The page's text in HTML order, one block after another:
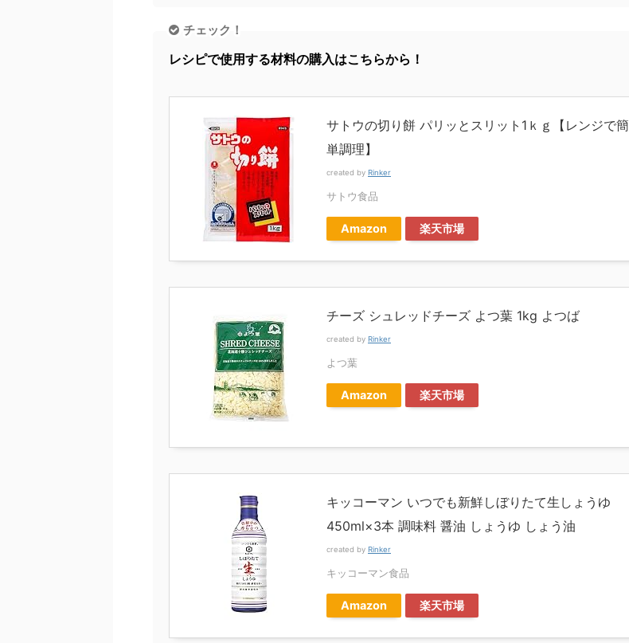
チェック！
レシピで使用する材料の購入はこちらから！
サトウの切り餅 パリッとスリット1ｋｇ【レンジで簡
単調理】
created by Rinker
サトウ食品
Amazon 楽天市場
チーズ シュレッドチーズ よつ葉 1kg よつば
created by Rinker
よつ葉
Amazon 楽天市場
キッコーマン いつでも新鮮しぼりたて生しょうゆ
450ml×3本 調味料 醤油 しょうゆ しょう油
created by Rinker
キッコーマン食品
Amazon 楽天市場